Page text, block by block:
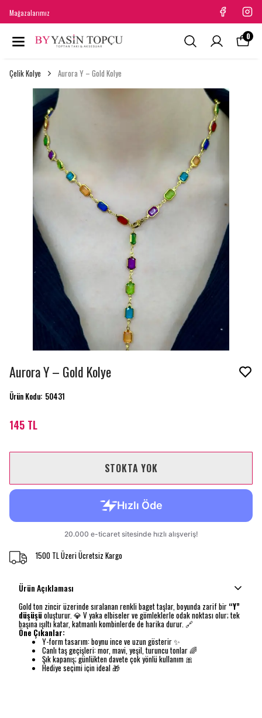
Mağazalarımız
0
Çelik Kolye Aurora Y – Gold Kolye
Aurora Y – Gold Kolye
Ürün Kodu: 50431
145 TL
STOKTA YOK
1500 TL Üzeri Ücretsiz Kargo
Ürün Açıklaması
Gold ton zincir üzerinde sıralanan renkli baget taşlar, boyunda zarif bir “Y”
düşüşüoluşturur. 💎 V yaka elbiseler ve gömleklerle odak noktası olur; tek
başına ışıltı katar, katmanlı kombinlerde de harika durur. 🔗
Öne Çıkanlar:
Y-form tasarım: boynu ince ve uzun gösterir ✨
Canlı taş geçişleri: mor, mavi, yeşil, turuncu tonlar 🌈
Şık kapanış; günlükten davete çok yönlü kullanım 🎀
Hediye seçimi için ideal 🎁